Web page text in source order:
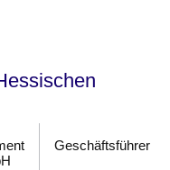
Geschäftsführer